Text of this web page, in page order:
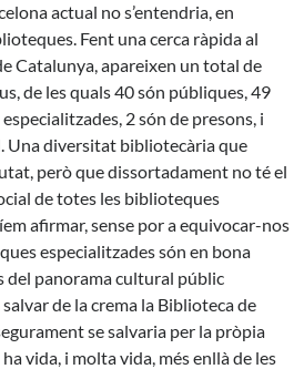
actual no s’entendria, en
Fent una cerca ràpida al
Catalunya, apareixen un total de
de les quals 40 són públiques, 49
2 són de presons, i
Una diversitat bibliotecària que
però que dissortadament no té el
de totes les biblioteques
afirmar, sense por a equivocar-nos
especialitzades són en bona
del panorama cultural públic
de la crema la Biblioteca de
se salvaria per la pròpia
vida, i molta vida, més enllà de les